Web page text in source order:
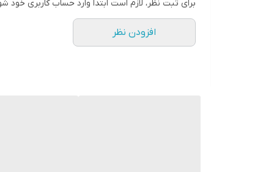
برای ثبت نظر، لازم است ابتدا وارد حساب کاربری خود
افزودن نظر